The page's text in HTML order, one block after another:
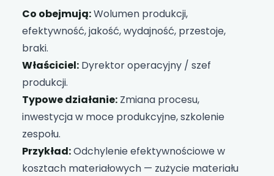
Co obejmują:Wolumen produkcji,
efektywność, jakość, wydajność, przestoje,
braki.
Właściciel: Dyrektor operacyjny / szef
produkcji.
Typowe działanie: Zmiana procesu,
inwestycja w moce produkcyjne, szkolenie
zespołu.
Przykład:Odchylenie efektywnościowe w
kosztach materiałowych — zużycie materiału